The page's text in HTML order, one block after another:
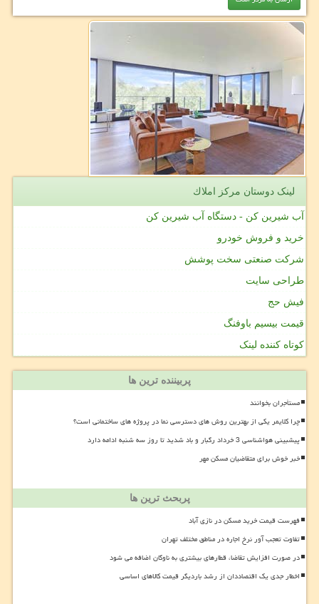
لینک دوستان مركز املاك
آب شیرین کن - دستگاه آب شیرین کن
خرید و فروش خودرو
شرکت صنعتی سخت پوشش
طراحی سایت
فیش حج
قیمت بیسیم باوفنگ
کوتاه کننده لینک
پربیننده ترین ها
مستأجران بخوانند
چرا کلایمر یکی از بهترین روش های دسترسی نما در پروژه های ساختمانی است؟
پیشبینی هواشناسی 3 خرداد رگبار و باد شدید تا روز سه شنبه ادامه دارد
خبر خوش برای متقاضیان مسکن مهر
پربحث ترین ها
فهرست قیمت خرید مسکن در نازی آباد
تفاوت تعجب آور نرخ اجاره در مناطق مختلف تهران
در صورت افزایش تقاضا، قطارهای بیشتری به ناوگان اضافه می شود
اخطار جدی یک اقتصاددان از رشد باردیگر قیمت کالاهای اساسی